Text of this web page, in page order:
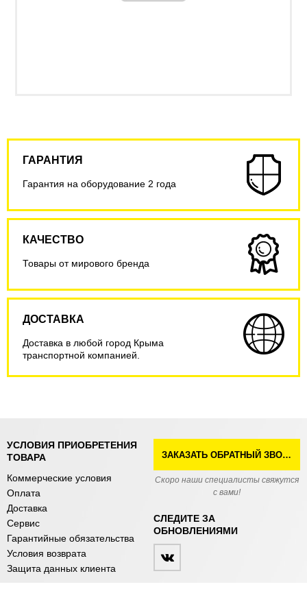
ГАРАНТИЯ
Гарантия на оборудование 2 года
КАЧЕСТВО
Товары от мирового бренда
ДОСТАВКА
Доставка в любой город Крыма
транспортной компанией.
УСЛОВИЯ ПРИОБРЕТЕНИЯ
ТОВАРА
Коммерческие условия
Оплата
Доставка
Сервис
Гарантийные обязательства
Условия возврата
Защита данных клиента
ЗАКАЗАТЬ ОБРАТНЫЙ ЗВОНОК
Скоро наши специалисты свяжутся
с вами!
СЛЕДИТЕ ЗА
ОБНОВЛЕНИЯМИ